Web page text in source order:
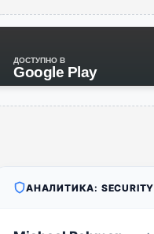
ДОСТУПНО В
Google Play
АНАЛИТИКА: SECURITY